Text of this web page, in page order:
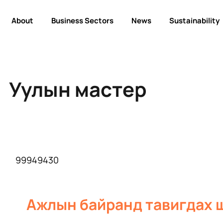
About Business Sectors News Sustainability
Уулын мастер
Ажлын байранд тавигдах
99949430